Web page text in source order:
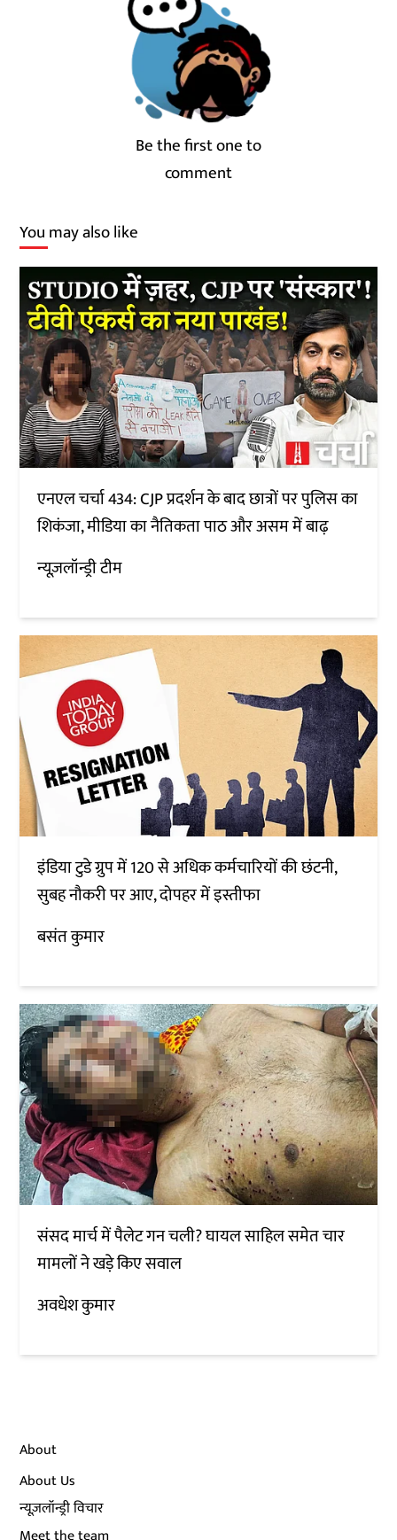
Be the first one to
comment
You may also like
एनएल चर्चा 434: CJP प्रदर्शन के बाद छात्रों पर पुलिस का
शिकंजा, मीडिया का नैतिकता पाठ और असम में बाढ़
न्यूज़लॉन्ड्री टीम
इंडिया टुडे ग्रुप में 120 से अधिक कर्मचारियों की छंटनी,
सुबह नौकरी पर आए, दोपहर में इस्तीफा
बसंत कुमार
संसद मार्च में पैलेट गन चली? घायल साहिल समेत चार
मामलों ने खड़े किए सवाल
अवधेश कुमार
About
About Us
न्यूज़लॉन्ड्री विचार